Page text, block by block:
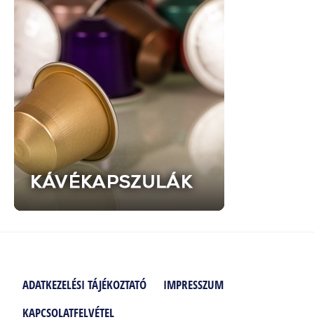
ADATKEZELÉSI TÁJÉKOZTATÓ
IMPRESSZUM
KAPCSOLATFELVÉTEL